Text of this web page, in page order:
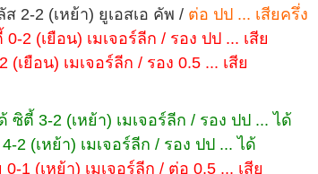
2-2 (เหย้า) ยูเอสเอ คัพ / ต่อ ปป ... เสียครึ่ง
2 (เยือน) เมเจอร์ลีก / รอง ปป ... เสีย
เยือน) เมเจอร์ลีก / รอง 0.5 ... เสีย
ตี้ 3-2 (เหย้า) เมเจอร์ลีก / รอง ปป ... ได้
2 (เหย้า) เมเจอร์ลีก / รอง ปป ... ได้
1 (เหย้า) เมเจอร์ลีก / ต่อ 0.5 ... เสีย